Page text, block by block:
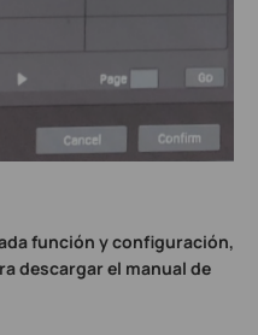
función y configuración,
descargar el manual de